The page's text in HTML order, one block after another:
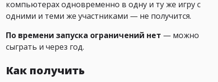
компьютерах одновременно в одну и ту же игру с
одними и теми же участниками — не получится.
По времени запуска ограничений нет — можно
сыграть и через год.
Как получить